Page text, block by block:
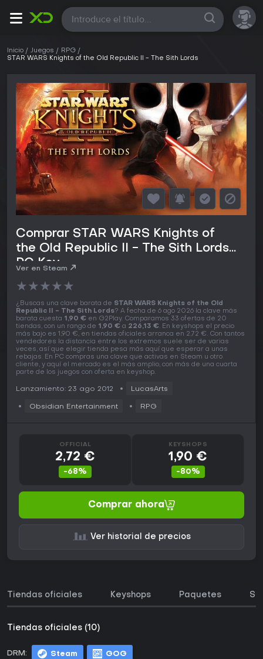
Todas
Inicio Juegos
RPG
STAR WARS Knights of the Old Republic II - The Sith Lords
Comprar STAR WARS Knights of
the Old Republic II - The Sith Lords
PC Key
Ver en Steam
★★★★★
¿Buscas una clave barata de STAR WARS Knights of the Old
Republic II - The Sith Lords? A fecha de 6 ago 2026 la clave más
barata cuesta 1,90 € en G2Play. Comparamos 33 ofertas de 20
tiendas, con un rango de 1,90 € a 226,13 €. En keyshops el precio
más bajo es 1,90 €, en tiendas oficiales arranca en 2,72 €. Con tantos
vendedores la distancia entre los extremos suele ser de varias
veces, así que elegir tienda pesa más aquí que esperar a unas
rebajas. En PC compras una clave que activas en Steam u otro
cliente, y aquí el mercado es el más amplio, con más de una cuarta
parte de los juegos con oferta en keyshop.
Lanzamiento: 23 ago 2012 LucasArts
Obsidian Entertainment RPG
OFFICIAL
2,72 €
-68%
KEYSHOPS
1,90 €
-80%
Comprar ahora
Ver historial de precios
Tiendas oficiales Keyshops Paquetes
Tiendas oficiales (10)
DRM: Steam GOG